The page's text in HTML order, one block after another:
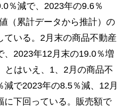
％減で、2023年の9.6％
（累計データから推計）の
ている。2月末の商品不動産
、2023年12月末の19.0％増
とはいえ、1、2月の商品不
で2023年の8.5％減、12月
に下回っている。販売額で